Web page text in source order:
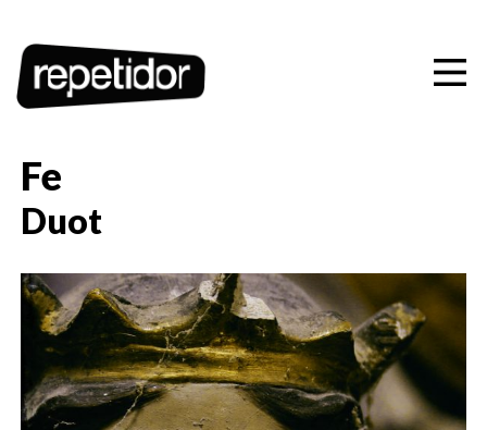
Artistas
Ediciones
Playlists
Contacto
CAS CAT EUS ENG
Fe
Duot